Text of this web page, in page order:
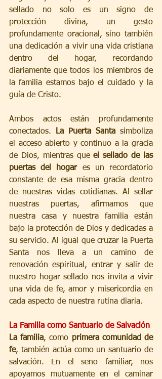
sellado no solo es un signo de
protección divina, un gesto
profundamente oracional, sino también
una dedicación a vivir una vida cristiana
dentro del hogar, recordando
diariamente que todos los miembros de
la familia estamos bajo el cuidado y la
guía de Cristo.
Ambos actos están profundamente
conectados.
La Puerta Santa simboliza
el acceso abierto y continuo a la gracia
de Dios, mientras que el sellado de las
puertas del hogar es un recordatorio
constante de esa misma gracia dentro
de nuestras vidas cotidianas. Al sellar
nuestras puertas, afirmamos que
nuestra casa y nuestra familia están
bajo la protección de Dios y dedicadas a
su servicio. Al igual que cruzar la Puerta
Santa nos lleva a un camino de
renovación espiritual, entrar y salir de
nuestro hogar sellado nos invita a vivir
una vida de fe, amor y misericordia en
cada aspecto de nuestra rutina diaria.
La Familia como Santuario de Salvación
La familia, como primera comunidad de
fe, también actúa como un santuario de
salvación. En el seno familiar, nos
apoyamos mutuamente en el caminar